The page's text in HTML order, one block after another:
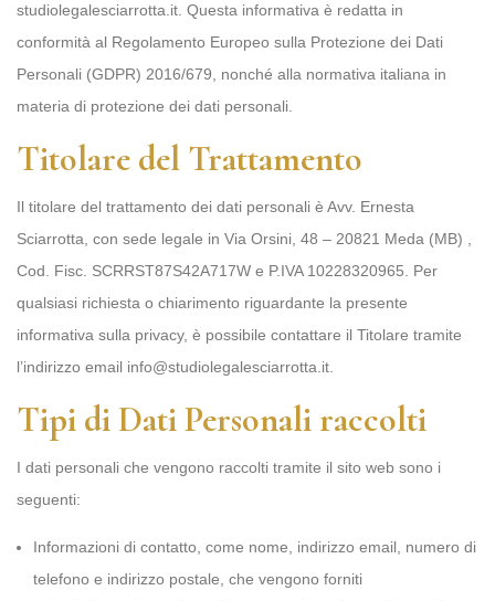
studiolegalesciarrotta.it. Questa informativa è redatta in
conformità al Regolamento Europeo sulla Protezione dei Dati
Personali (GDPR) 2016/679, nonché alla normativa italiana in
materia di protezione dei dati personali.
Titolare del Trattamento
Il titolare del trattamento dei dati personali è Avv. Ernesta
Sciarrotta, con sede legale in Via Orsini, 48 – 20821 Meda (MB) ,
Cod. Fisc. SCRRST87S42A717W e P.IVA 10228320965. Per
qualsiasi richiesta o chiarimento riguardante la presente
informativa sulla privacy, è possibile contattare il Titolare tramite
l’indirizzo email info@studiolegalesciarrotta.it.
Tipi di Dati Personali raccolti
I dati personali che vengono raccolti tramite il sito web sono i
seguenti:
Informazioni di contatto, come nome, indirizzo email, numero di
telefono e indirizzo postale, che vengono forniti